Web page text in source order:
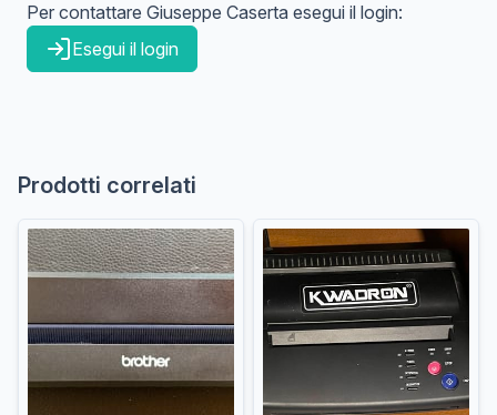
Per contattare Giuseppe Caserta esegui il login:
Esegui il login
Prodotti correlati